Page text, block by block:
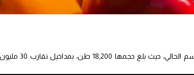
رفع المغرب صادراته من الفلفل الحلو إلى ألمانيا في الموسم الحالي، حيث بلغ حجمها 18,200 طن، بمداخيل تقارب 30 مليون